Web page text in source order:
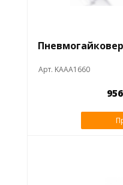
Арт. KAAA1660